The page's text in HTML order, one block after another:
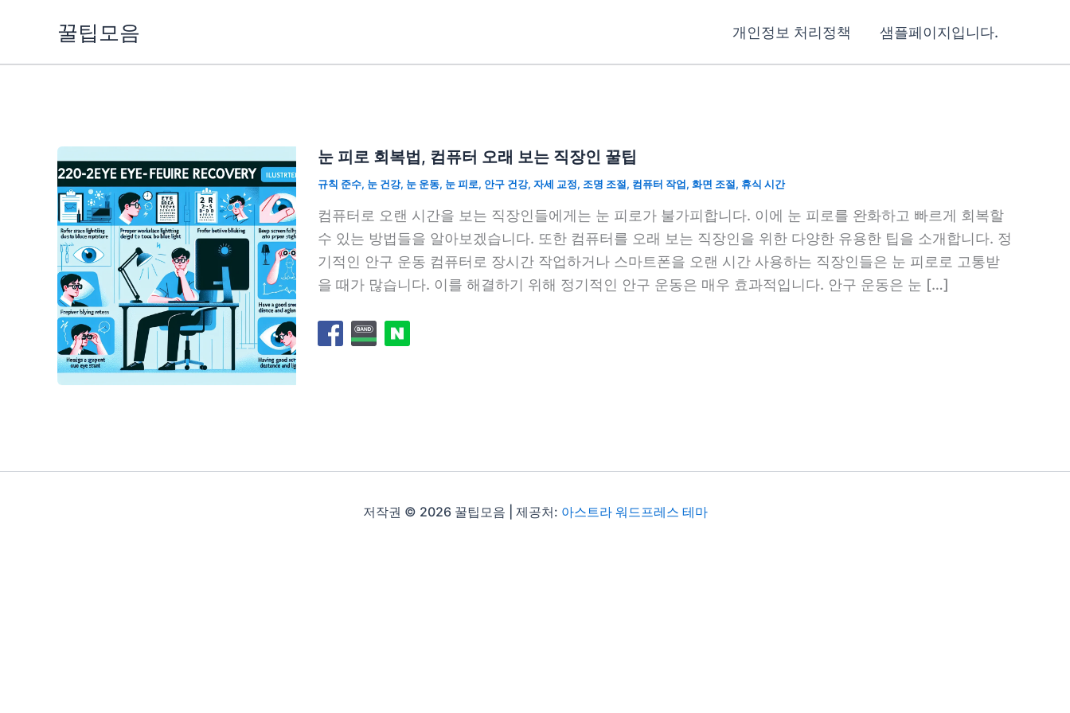
꿀팁모음 개인정보 처리정책 샘플페이지입니다.
눈 피로 회복법, 컴퓨터 오래 보는 직장인 꿀팁
규칙 준수, 눈 건강, 눈 운동, 눈 피로, 안구 건강, 자세 교정, 조명 조절, 컴퓨터 작업, 화면 조절, 휴식 시간
컴퓨터로 오랜 시간을 보는 직장인들에게는 눈 피로가 불가피합니다. 이에 눈 피로를 완화하고 빠르게 회복할
수 있는 방법들을 알아보겠습니다. 또한 컴퓨터를 오래 보는 직장인을 위한 다양한 유용한 팁을 소개합니다. 정
기적인 안구 운동 컴퓨터로 장시간 작업하거나 스마트폰을 오랜 시간 사용하는 직장인들은 눈 피로로 고통받
을 때가 많습니다. 이를 해결하기 위해 정기적인 안구 운동은 매우 효과적입니다. 안구 운동은 눈 […]
저작권 © 2026 꿀팁모음 | 제공처: 아스트라 워드프레스 테마